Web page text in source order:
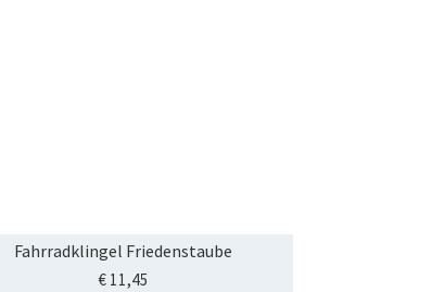
Fahrradklingel Friedenstaube
€11,45